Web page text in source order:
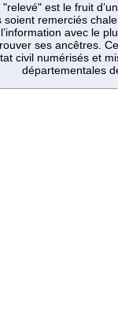
est le fruit
soient remerciés
avec le
ses ancêtres.
civil numérisés et
départementales